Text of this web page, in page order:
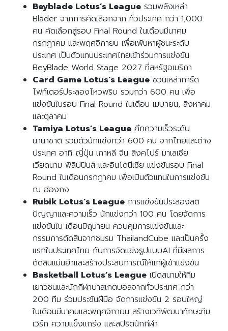
Beyblade Lotus’s League รวมพลังเหล่า
Blader จากการคัดเลือกจาก ทั่วประเทศ กว่า 1,000
คน คัดเลือกสู่รอบ Final Round ในเดือนมีนาคม
กรกฎาคม และพฤศจิกายน เพื่อเฟ้นหาผู้ชนะระดับ
ประเทศ เป็นตัวแทนประเทศไทยเข้าร่วมการแข่งขัน
BeyBlade World Stage 2027 ที่สหรัฐอเมริกา
Card Game Lotus’s League ชวนเหล่าการ์ด
ไฟท์เตอร์ประลองไหวพริบ รวมกว่า 600 คน เพื่อ
แข่งขันในรอบ Final Round ในเดือน เมษายน, สิงหาคม
และตุลาคม
Tamiya Lotus’s League ศึกความเร็วระดับ
นานาชาติ รวมตัวนักแข่งกว่า 600 คน จากไทยและต่าง
ประเทศ อาทิ ญี่ปุ่น เกาหลี จีน สิงคโปร์ มาเลเซีย
เวียดนาม ฟิลิปปินส์ และอินโดนีเซีย แข่งขันรอบ Final
Round ในเดือนกรกฎาคม เพื่อเป้นตัวแทนในการแข่งขัน
ณ ฮ่องกง
Rubik Lotus’s League การแข่งขันประลองสติ
ปัญญาและความเร็ว นักแข่งกว่า 100 คน โดยจัดการ
แข่งขันใน เดือนมิถุนายน ควบคุมการแข่งขันและ
กรรมการตัดสินจากชมรม ThailandCube และเป็นครั้ง
แรกในประเทศไทย กับการจัดแข่งรูปแบบAI ที่มีผลการ
ตัดสินแม่นยำและสร้างประสบการณ์ให้แก่ผู้เข้าแข่งขัน
Basketball Lotus’s League เปิดสนามให้ทีม
เยาวชนและนักกีฬาบาสเกตบอลจากทั่วประเทศ กว่า
200 ทีม ร่วมประชันฝีมือ จัดการแข่งขัน 2 รอบใหญ่
ในเดือนมีนาคมและพฤศจิกายน สร้างเวทีพัฒนาทักษะทีม
เวิร์ก ความแข็งแกร่ง และสปิริตนักกีฬา